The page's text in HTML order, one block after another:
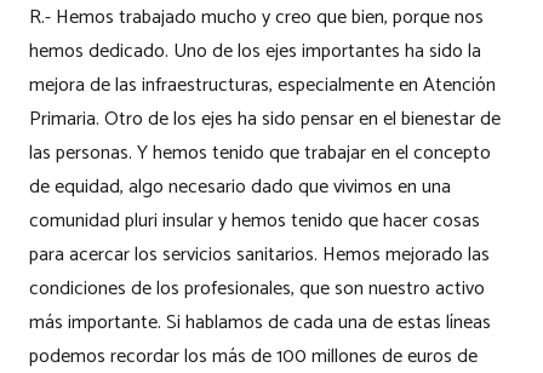
R.- Hemos trabajado mucho y creo que bien, porque nos
hemos dedicado. Uno de los ejes importantes ha sido la
mejora de las infraestructuras, especialmente en Atención
Primaria. Otro de los ejes ha sido pensar en el bienestar de
las personas. Y hemos tenido que trabajar en el concepto
de equidad, algo necesario dado que vivimos en una
comunidad pluri insular y hemos tenido que hacer cosas
para acercar los servicios sanitarios. Hemos mejorado las
condiciones de los profesionales, que son nuestro activo
más importante. Si hablamos de cada una de estas líneas
podemos recordar los más de 100 millones de euros de